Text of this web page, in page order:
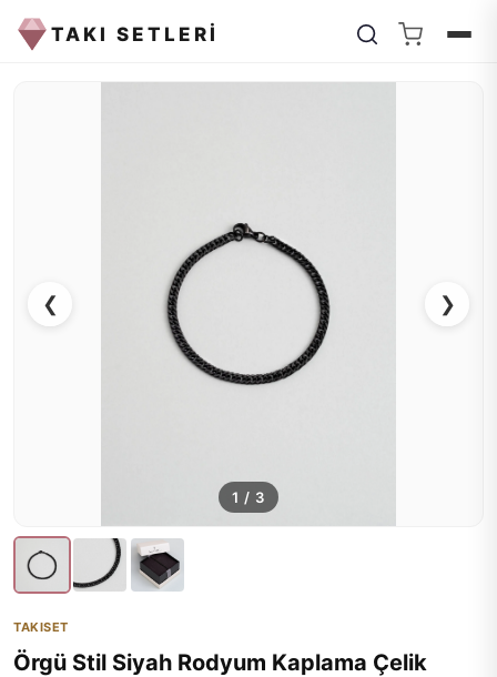
TAKI SETLERİ
❮ ❯
1 / 3
TAKISET
Örgü Stil Siyah Rodyum Kaplama Çelik